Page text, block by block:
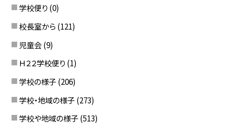
学校便り (0)
校長室から (121)
児童会 (9)
Ｈ２２学校便り (1)
学校の様子 (206)
学校・地域の様子 (273)
学校や地域の様子 (513)